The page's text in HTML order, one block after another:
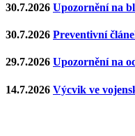
30.7.2026 Upozornění na
30.7.2026 Preventivní
29.7.2026 Upozornění na
14.7.2026 Výcvik ve